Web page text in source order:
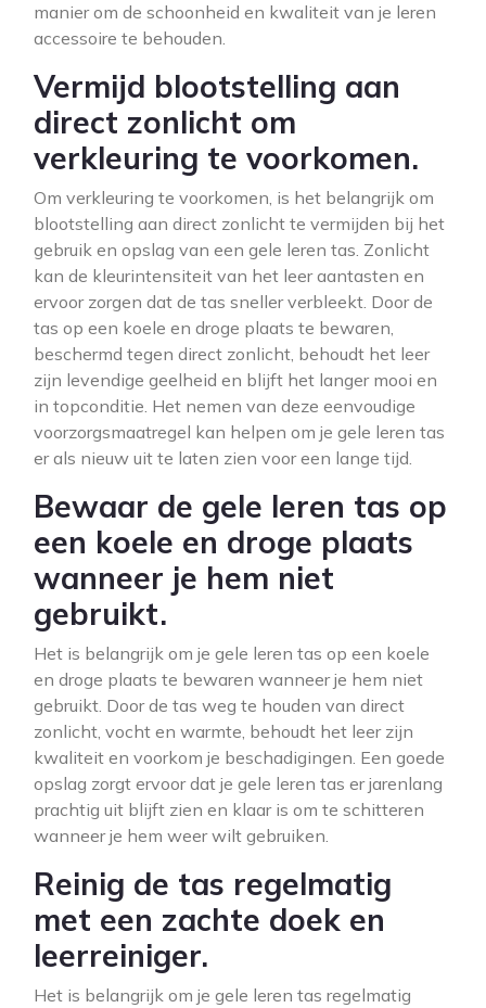
manier om de schoonheid en kwaliteit van je leren
accessoire te behouden.
Vermijd blootstelling aan
direct zonlicht om
verkleuring te voorkomen.
Om verkleuring te voorkomen, is het belangrijk om
blootstelling aan direct zonlicht te vermijden bij het
gebruik en opslag van een gele leren tas. Zonlicht
kan de kleurintensiteit van het leer aantasten en
ervoor zorgen dat de tas sneller verbleekt. Door de
tas op een koele en droge plaats te bewaren,
beschermd tegen direct zonlicht, behoudt het leer
zijn levendige geelheid en blijft het langer mooi en
in topconditie. Het nemen van deze eenvoudige
voorzorgsmaatregel kan helpen om je gele leren tas
er als nieuw uit te laten zien voor een lange tijd.
Bewaar de gele leren tas op
een koele en droge plaats
wanneer je hem niet
gebruikt.
Het is belangrijk om je gele leren tas op een koele
en droge plaats te bewaren wanneer je hem niet
gebruikt. Door de tas weg te houden van direct
zonlicht, vocht en warmte, behoudt het leer zijn
kwaliteit en voorkom je beschadigingen. Een goede
opslag zorgt ervoor dat je gele leren tas er jarenlang
prachtig uit blijft zien en klaar is om te schitteren
wanneer je hem weer wilt gebruiken.
Reinig de tas regelmatig
met een zachte doek en
leerreiniger.
Het is belangrijk om je gele leren tas regelmatig